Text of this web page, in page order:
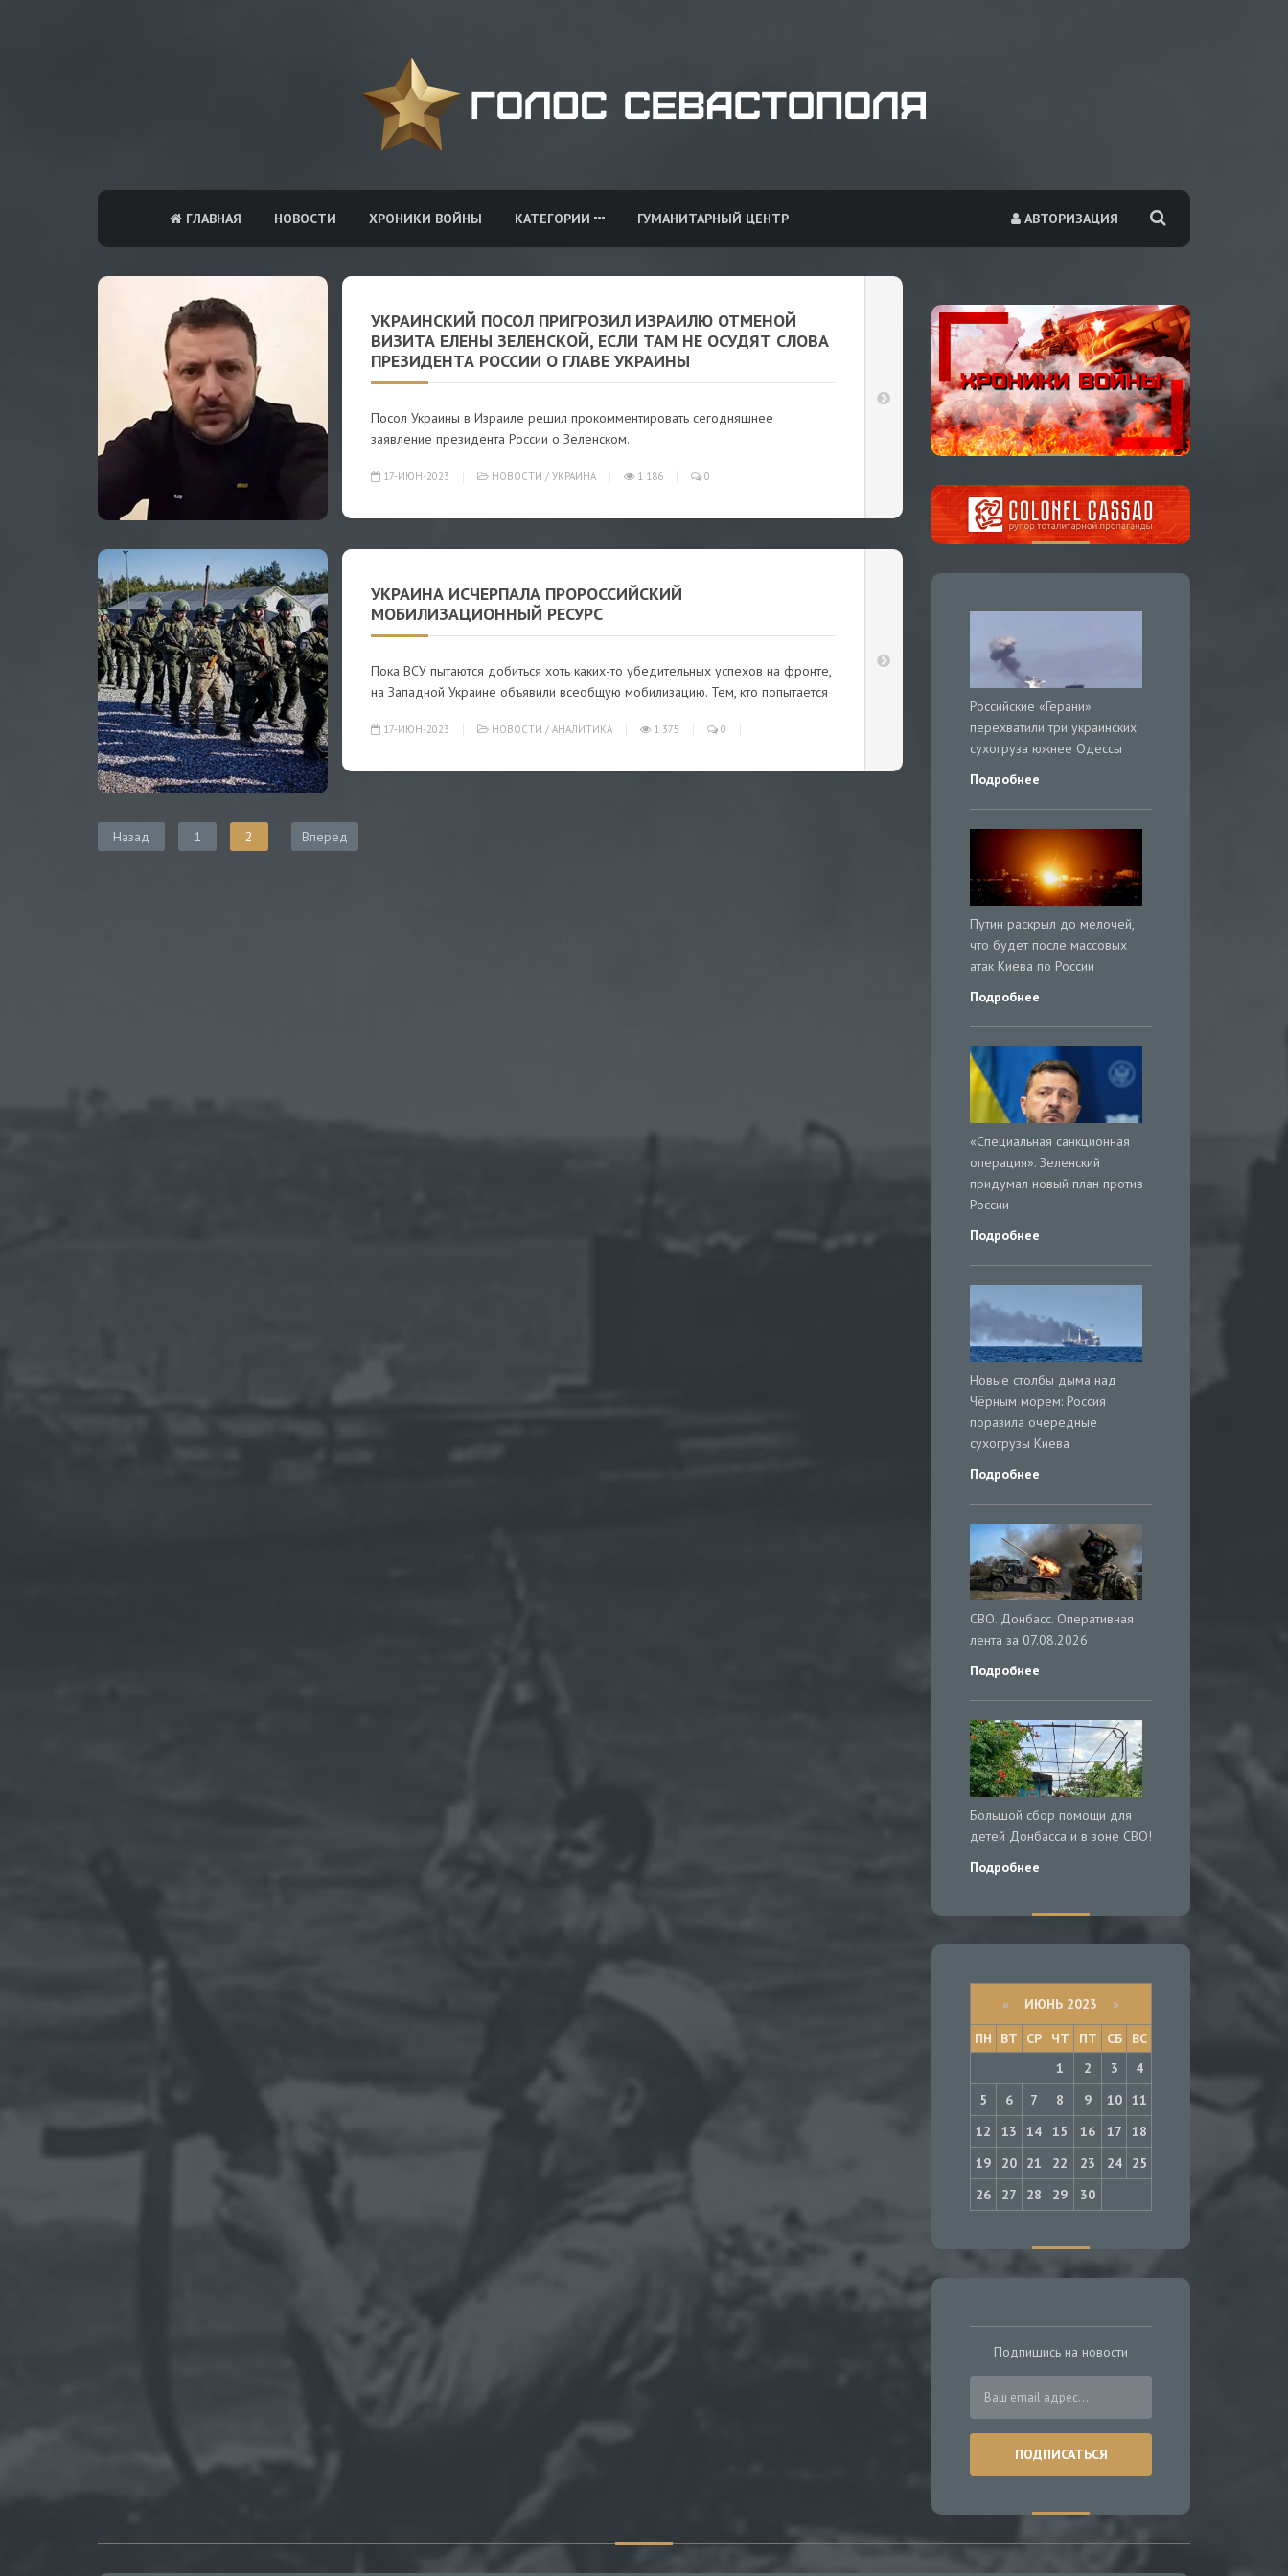
АВТОРИЗАЦИЯ
ГЛАВНАЯ НОВОСТИ ХРОНИКИ ВОЙНЫ КАТЕГОРИИ ГУМАНИТАРНЫЙ ЦЕНТР
УКРАИНСКИЙ ПОСОЛ ПРИГРОЗИЛ ИЗРАИЛЮ ОТМЕНОЙ
ВИЗИТА ЕЛЕНЫ ЗЕЛЕНСКОЙ, ЕСЛИ ТАМ НЕ ОСУДЯТ СЛОВА
ПРЕЗИДЕНТА РОССИИ О ГЛАВЕ УКРАИНЫ
Посол Украины в Израиле решил прокомментировать сегодняшнее
заявление президента России о Зеленском.
17-ИЮН-2023 НОВОСТИ / УКРАИНА 1 186 0
УКРАИНА ИСЧЕРПАЛА ПРОРОССИЙСКИЙ
МОБИЛИЗАЦИОННЫЙ РЕСУРС
Пока ВСУ пытаются добиться хоть каких-то убедительных успехов на фронте,
на Западной Украине объявили всеобщую мобилизацию. Тем, кто попытается
17-ИЮН-2023 НОВОСТИ / АНАЛИТИКА 1 375 0
Назад 1 2 Вперед
Российские «Герани»
перехватили три украинских
сухогруза южнее Одессы
Подробнее
Путин раскрыл до мелочей,
что будет после массовых
атак Киева по России
Подробнее
«Специальная санкционная
операция». Зеленский
придумал новый план против
России
Подробнее
Новые столбы дыма над
Чёрным морем: Россия
поразила очередные
сухогрузы Киева
Подробнее
СВО. Донбасс. Оперативная
лента за 07.08.2026
Подробнее
Большой сбор помощи для
детей Донбасса и в зоне СВО!
Подробнее
« ИЮНЬ 2023 »
ПН
ВТ СР ЧТ ПТ СБ
ВС
1
2 3
4
5
6 7 8 9 10 11
12
13 14 15 16 17
18
19
20 21 22 23 24
25
26
27 28 29 30
Подпишись на новости